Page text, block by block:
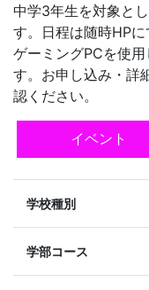
中学3年生を対象と
す。日程は随時HPに
ゲーミングPCを使
す。お申し込み・詳
認ください。
イベント
学校種別
学部コース